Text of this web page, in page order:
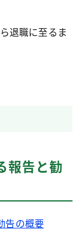
退職に至るま
報告と勧
告の概要